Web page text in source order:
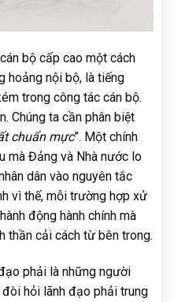
bộ cấp cao một cách
hoảng nội bộ, là tiếng
trong công tác cán bộ.
Chúng ta cần phân biệt
chuẩn mực”. Một chính
mà Đảng và Nhà nước lo
dân vào nguyên tắc
vì thế, mỗi trường hợp xử
động hành chính mà
thần cải cách từ bên trong.
phải là những người
hỏi lãnh đạo phải trung